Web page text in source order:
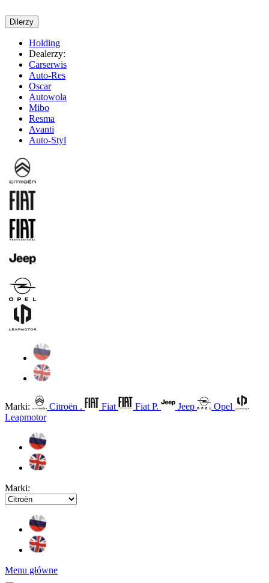
Dilerzy
Holding
Dealerzy:
Carserwis
Auto-Res
Oscar
Autowola
Mibo
Resma
Avanti
Auto-Styl
Marki: Citroën . Fiat Fiat P. Jeep
Opel
Leapmotor
Marki:
Menu główne